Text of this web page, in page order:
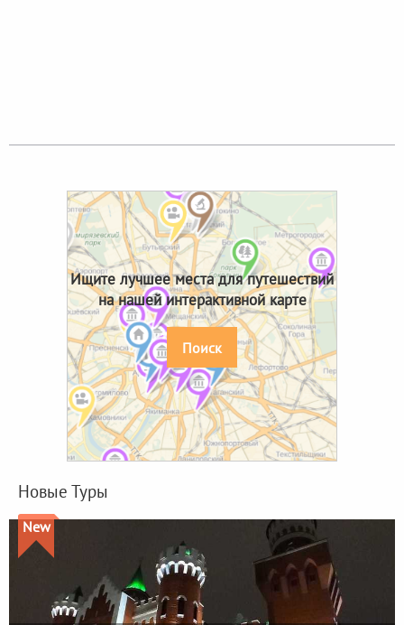
Ищите лучшее места для путешествий
на нашей интерактивной карте
Поиск
Новые Туры
New